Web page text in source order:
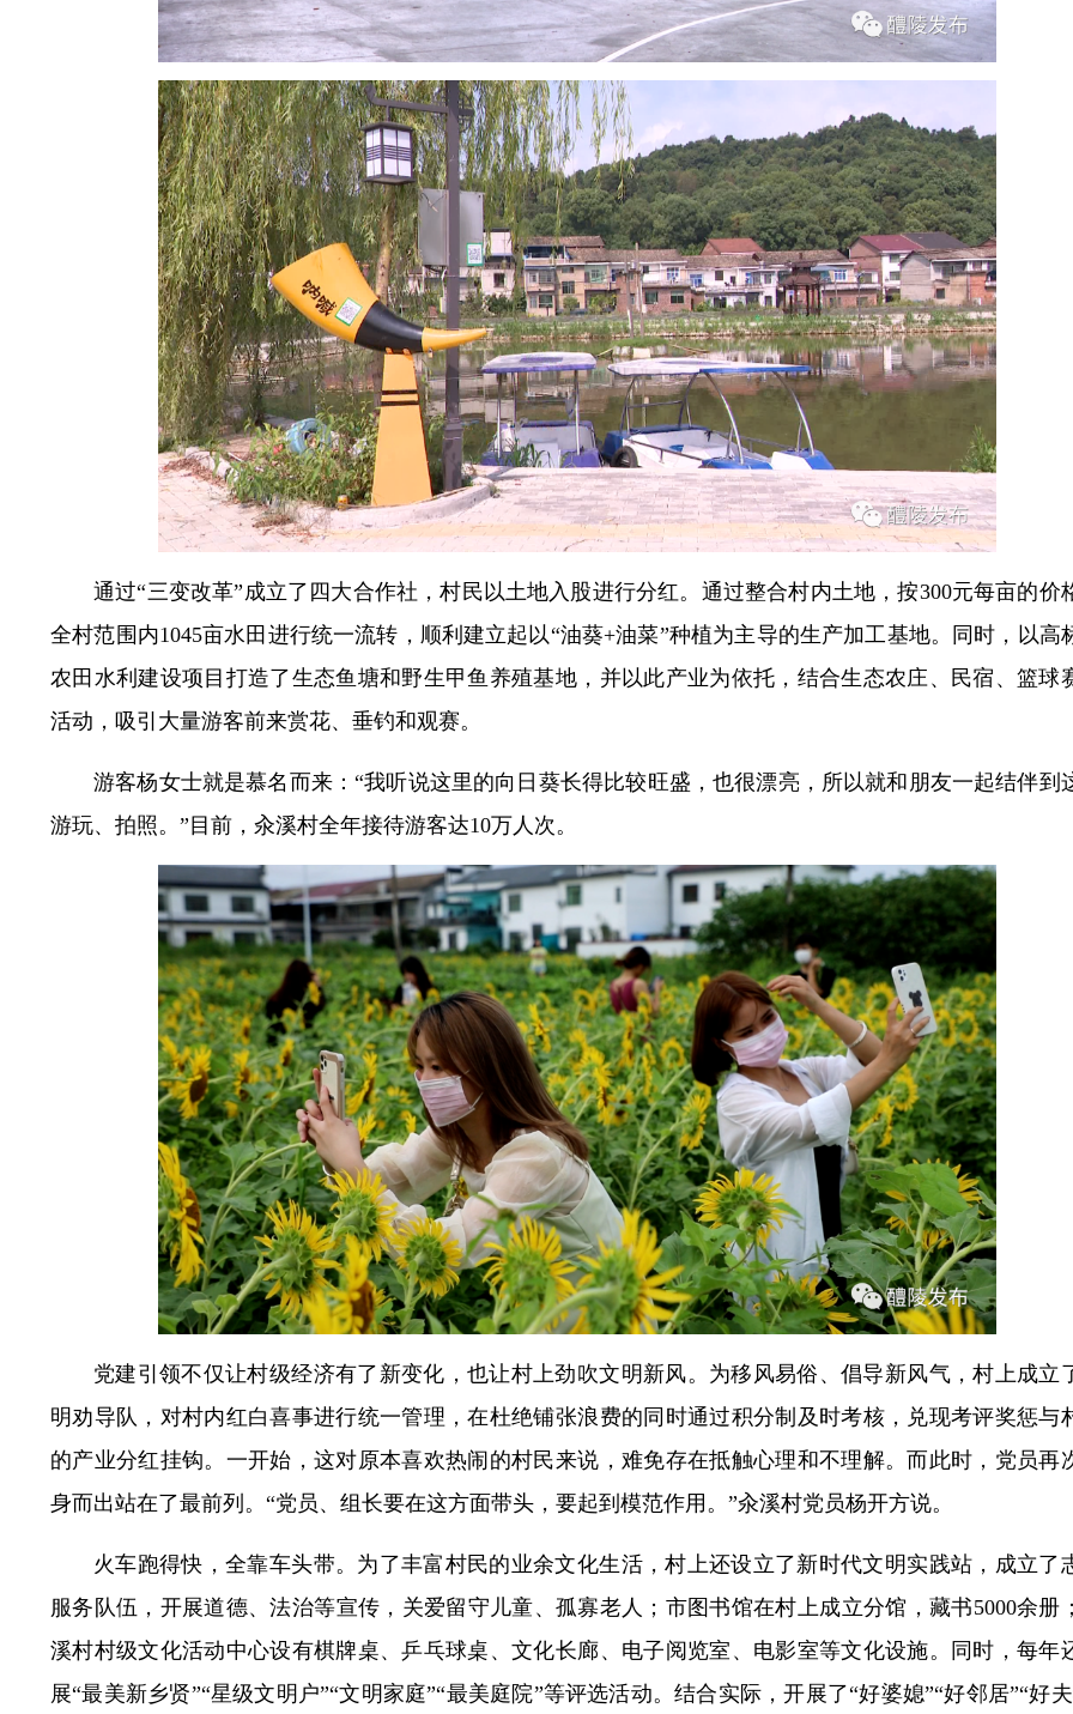
通过“三变改革”成立了四大合作社，村民以土地入股进行分红。通过整合村内土地，按300元每亩的价
全村范围内1045亩水田进行统一流转，顺利建立起以“油葵+油菜”种植为主导的生产加工基地。同时，以高
农田水利建设项目打造了生态鱼塘和野生甲鱼养殖基地，并以此产业为依托，结合生态农庄、民宿、篮球
活动，吸引大量游客前来赏花、垂钓和观赛。
游客杨女士就是慕名而来：“我听说这里的向日葵长得比较旺盛，也很漂亮，所以就和朋友一起结伴到
游玩、拍照。”目前，汆溪村全年接待游客达10万人次。
党建引领不仅让村级经济有了新变化，也让村上劲吹文明新风。为移风易俗、倡导新风气，村上成立
明劝导队，对村内红白喜事进行统一管理，在杜绝铺张浪费的同时通过积分制及时考核，兑现考评奖惩与
的产业分红挂钩。一开始，这对原本喜欢热闹的村民来说，难免存在抵触心理和不理解。而此时，党员再
身而出站在了最前列。“党员、组长要在这方面带头，要起到模范作用。”汆溪村党员杨开方说。
火车跑得快，全靠车头带。为了丰富村民的业余文化生活，村上还设立了新时代文明实践站，成立了
服务队伍，开展道德、法治等宣传，关爱留守儿童、孤寡老人；市图书馆在村上成立分馆，藏书5000余册
溪村村级文化活动中心设有棋牌桌、乒乓球桌、文化长廊、电子阅览室、电影室等文化设施。同时，每年
展“最美新乡贤”“星级文明户”“文明家庭”“最美庭院”等评选活动。结合实际，开展了“好婆媳”“好邻居”“好